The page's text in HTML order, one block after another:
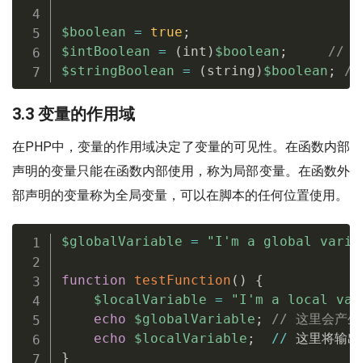
$boolean = true ;
$intBoolean = ( int ) $boolean ;
//
$stringBoolean = ( string ) $boolean ; //
3.3 变量的作用域
在PHP中，变量的作用域决定了变量的可见性。在函数内部
声明的变量只能在函数内部使用，称为局部变量。在函数外
部声明的变量称为全局变量，可以在脚本的任何位置使用。
$globalVariable = "I'm a global
function testFunction ( )
{
$localVariable =
"I'm a local
echo
$globalVariable ;
// 这里会产生
echo
$localVariable ; // 这里将输
}